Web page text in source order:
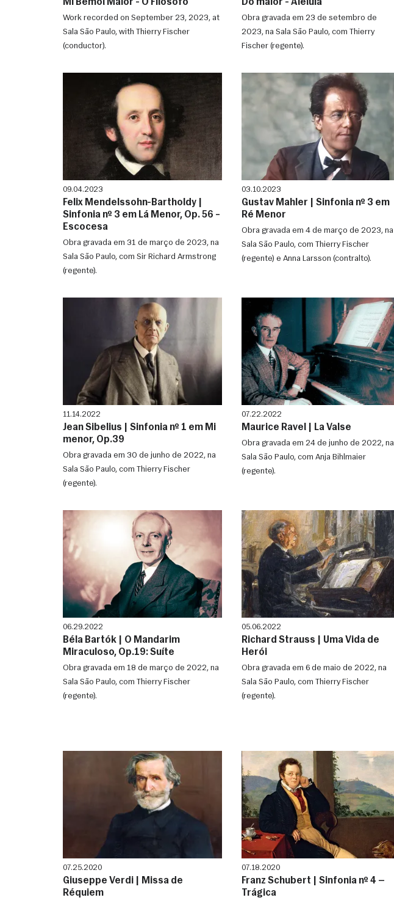
Mi Bemol Maior - O Filósofo
Work recorded on September 23, 2023, at
Sala São Paulo, with Thierry Fischer
(conductor).
Dó maior - Aleluia
Obra gravada em 23 de setembro de
2023, na Sala São Paulo, com Thierry
Fischer (regente).
09.04.2023
Felix Mendelssohn-Bartholdy |
Sinfonia nº 3 em Lá Menor, Op. 56 –
Escocesa
Obra gravada em 31 de março de 2023, na
Sala São Paulo, com Sir Richard Armstrong
(regente).
03.10.2023
Gustav Mahler | Sinfonia nº 3 em
Ré Menor
Obra gravada em 4 de março de 2023, na
Sala São Paulo, com Thierry Fischer
(regente) e Anna Larsson (contralto).
11.14.2022
Jean Sibelius | Sinfonia nº 1 em Mi
menor, Op.39
Obra gravada em 30 de junho de 2022, na
Sala São Paulo, com Thierry Fischer
(regente).
07.22.2022
Maurice Ravel | La Valse
Obra gravada em 24 de junho de 2022, na
Sala São Paulo, com Anja Bihlmaier
(regente).
06.29.2022
Béla Bartók | O Mandarim
Miraculoso, Op.19: Suíte
Obra gravada em 18 de março de 2022, na
Sala São Paulo, com Thierry Fischer
(regente).
05.06.2022
Richard Strauss | Uma Vida de
Herói
Obra gravada em 6 de maio de 2022, na
Sala São Paulo, com Thierry Fischer
(regente).
07.25.2020
Giuseppe Verdi | Missa de
Réquiem
07.18.2020
Franz Schubert | Sinfonia nº 4 —
Trágica